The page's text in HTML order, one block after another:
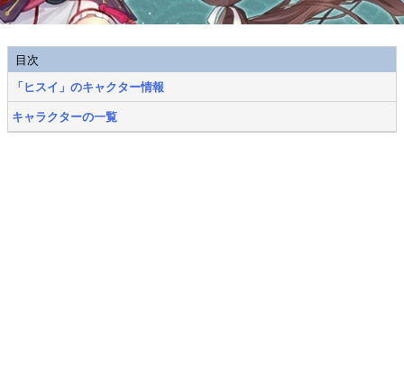
目次
「ヒスイ」のキャクター情報
キャラクターの一覧